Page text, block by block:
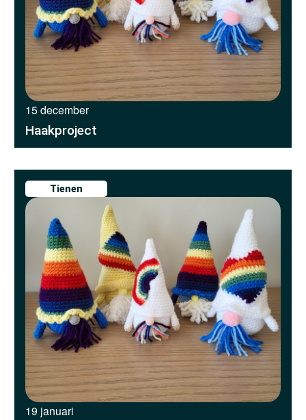
15 december
Haakproject
Tienen
19 januari